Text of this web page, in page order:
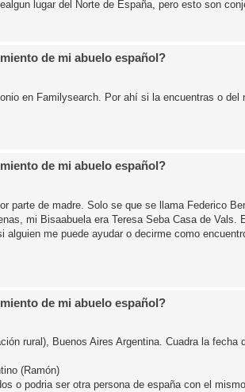
lugar del Norte de España, pero esto son
de mi abuelo español?
en Familysearch. Por ahí si la encuentras o del
de mi abuelo español?
parte de madre. Solo se que se llama Federico
mi Bisaabuela era Teresa Seba Casa de Vals.
me puede ayudar o decirme como
de mi abuelo español?
rural), Buenos Aires Argentina. Cuadra la
(Ramón)
o podria ser otra persona de españa con el